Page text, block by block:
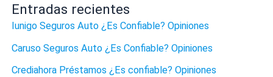
Entradas recientes
Iunigo Seguros Auto ¿Es Confiable? Opiniones
Caruso Seguros Auto ¿Es Confiable? Opiniones
Crediahora Préstamos ¿Es confiable? Opiniones